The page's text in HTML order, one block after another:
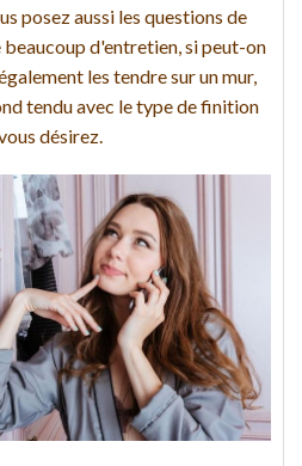
posez aussi les questions de
d'entretien, si peut-on
les tendre sur un mur,
tendu avec le type de finition
désirez.